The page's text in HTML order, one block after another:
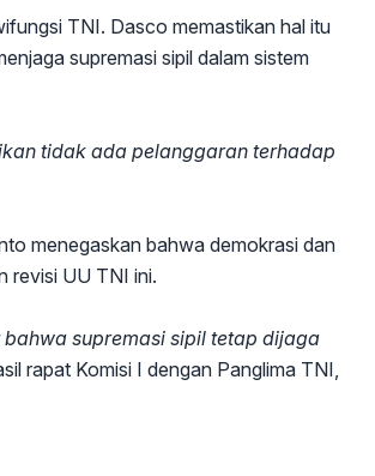
TNI. Dasco memastikan hal itu
supremasi sipil dalam sistem
tidak ada pelanggaran terhadap
menegaskan bahwa demokrasi dan
revisi UU TNI ini.
supremasi sipil tetap dijaga
rapat Komisi I dengan Panglima TNI,